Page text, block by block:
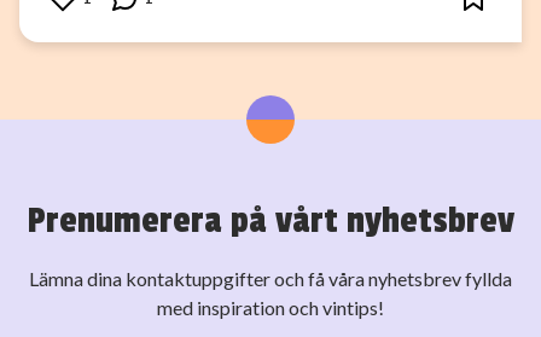
Prenumerera på vårt nyhetsbrev
Lämna dina kontaktuppgifter och få våra nyhetsbrev fyllda
med inspiration och vintips!